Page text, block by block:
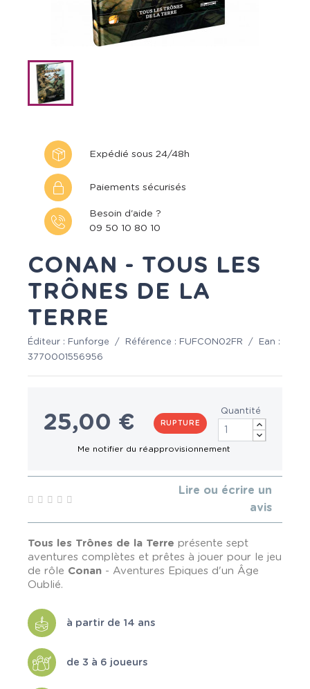
Expédié sous 24/48h
Paiements sécurisés
Besoin d'aide ?
09 50 10 80 10
CONAN - TOUS LES
TRÔNES DE LA
TERRE
Éditeur : Funforge / Référence : FUFCON02FR /
Ean :
3770001556956
25,00 € RUPTURE
Quantité
Lire ou écrire un
avis
Tous les Trônes de la Terre présente sept
aventures complètes et prêtes à jouer pour le jeu
de rôle Conan - Aventures Epiques d'un Âge
Oublié.
à partir de 14 ans
de 3 à 6 joueurs